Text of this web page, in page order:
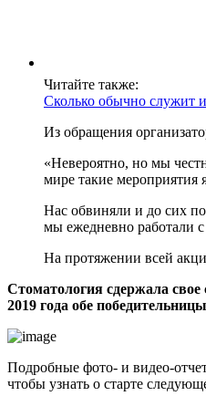
Читайте также:
Сколько обычно служит
Из обращения
«Невероятно, но мы
мире такие мероприятия
Нас обвиняли и до сих
мы ежедневно работали
На протяжении всей
Стоматология сдержала
2019 года обе
Подробные фото- и видео-
чтобы узнать о старте